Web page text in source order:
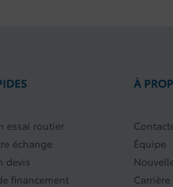
essai routier
échange
devis
financement
À
Équipe
Carrière